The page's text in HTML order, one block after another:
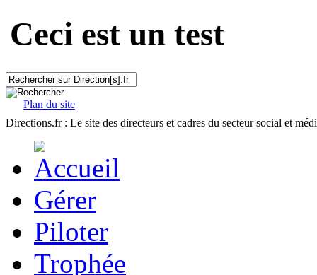
Ceci est un test
Plan du site
Directions.fr : Le site des directeurs et cadres du secteur social et
Gérer
Piloter
Trophée